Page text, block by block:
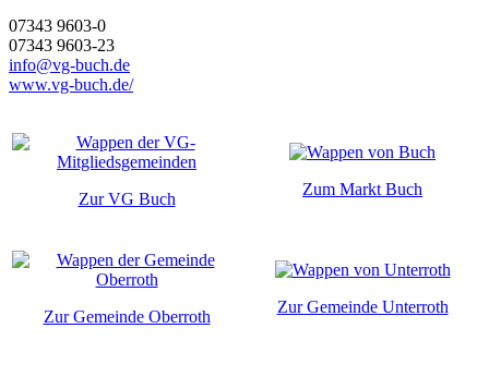
07343 9603-0
07343 9603-23
info@vg-buch.de
www.vg-buch.de/
Zur VG Buch
Zum Markt Buch
Zur Gemeinde Oberroth
Zur Gemeinde Unterroth